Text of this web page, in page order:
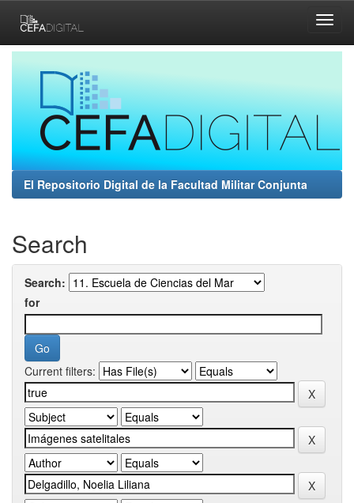
navigation
El Repositorio Digital de la Facultad Militar Conjunta
Search
Search:
for
Current filters: